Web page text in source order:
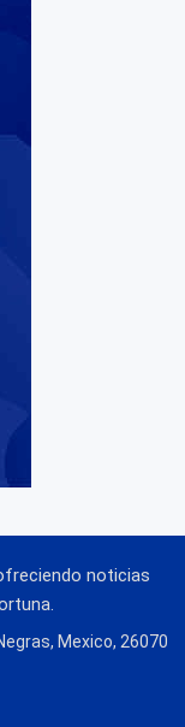
noticias
Mexico, 26070